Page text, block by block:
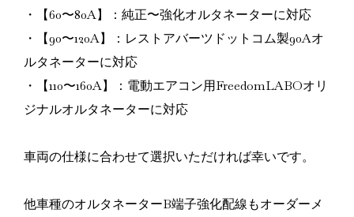
・【60〜80A】：純正〜強化オルタネーターに対応
・【90〜120A】：レストアバーツドットコム製90Aオ
ルタネーターに対応
・【110〜160A】：電動エアコン用FreedomLABOオリ
ジナルオルタネーターに対応
車両の仕様に合わせて選択いただければ幸いです。
他車種のオルタネーターB端子強化配線もオーダーメ